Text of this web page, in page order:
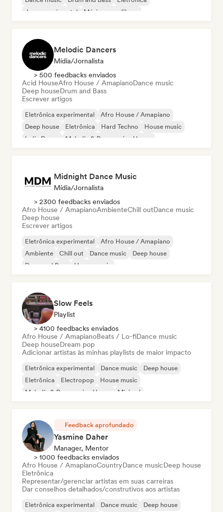
Jazz experimental
Música para filmes
Melodic Dancers
Mídia/Jornalista
> 500 feedbacks enviados
Acid HouseAfro House / AmapianoDance music
Deep houseDrum and Bass
Escrever artigos
Eletrônica experimental
Afro House / Amapiano
Deep house
Eletrônica Hard Techno
House music
Indie Dance
Melodic & Progressive House
Midnight Dance Music
Mídia/Jornalista
> 2300 feedbacks enviados
Afro House / AmapianoAmbienteChill outDance music
Deep house
Escrever artigos
Eletrônica experimental
Afro House / Amapiano
Ambiente
Chill out Dance music
Deep house
Drum and Bass
House music
Slow Feels
Playlist
> 4100 feedbacks enviados
Afro House / AmapianoBeats / Lo-fiDance music
Deep houseDream pop
Adicionar artistas às minhas playlists de maior impacto
Eletrônica experimental Dance music
Deep house
Eletrônica
Electropop
House music
Melodic & Progressive House
Minimal
Feedback aprofundado
Yasmine Daher
Manager, Mentor
> 1000 feedbacks enviados
Afro House / AmapianoCountryDance musicDeep house
Eletrônica
Representar/gerenciar artistas em suas carreiras
Dar conselhos detalhados/construtivos aos artistas
Eletrônica experimental Dance music
Deep house